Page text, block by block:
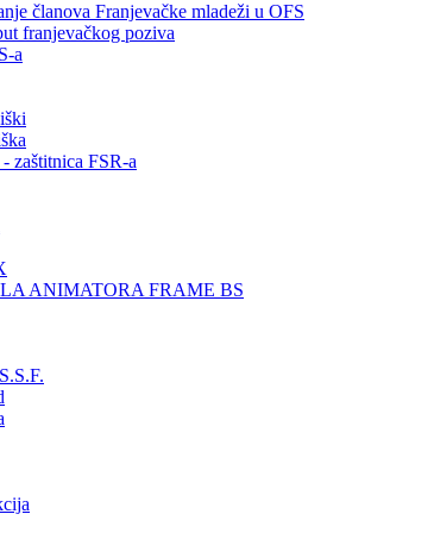
članova Franjevačke mladeži u OFS
franjevačkog poziva
a
zaštitnica FSR-a
ANIMATORA FRAME BS